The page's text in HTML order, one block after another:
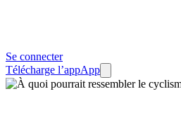
Se connecter
Télécharge l’appApp